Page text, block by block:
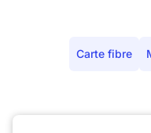
Carte fibre